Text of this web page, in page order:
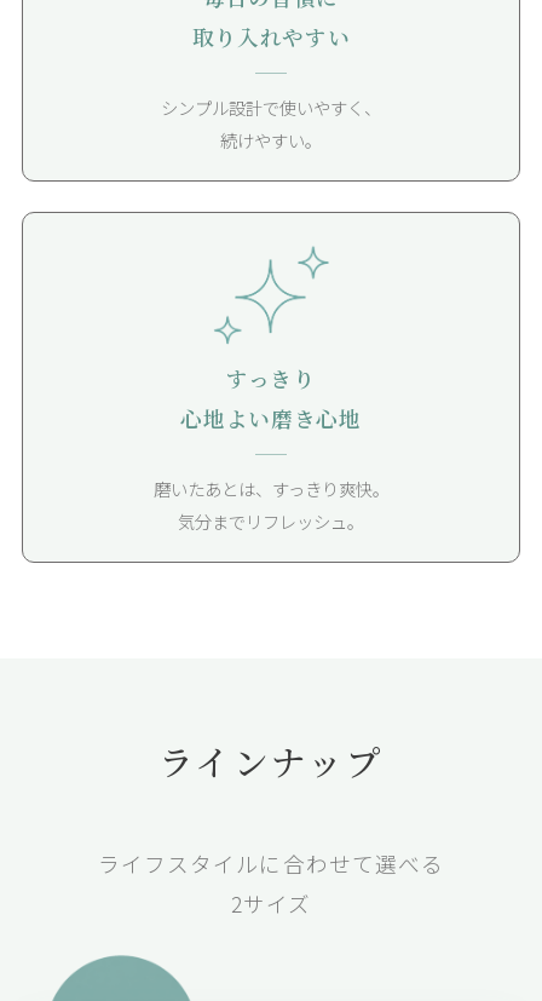
取り入れやすい
シンプル設計で使いやすく、
続けやすい。
すっきり
心地よい磨き心地
磨いたあとは、すっきり爽快。
気分までリフレッシュ。
ラインナップ
ライフスタイルに合わせて選べる
2サイズ